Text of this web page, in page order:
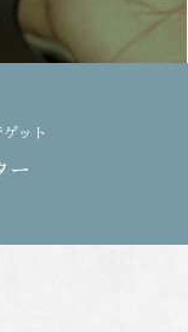
ゲット
ー